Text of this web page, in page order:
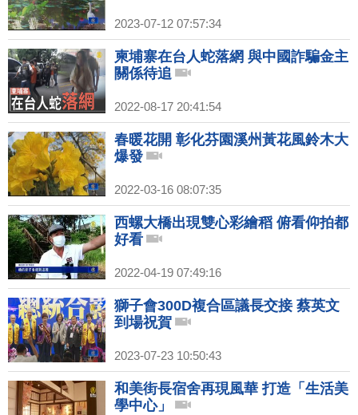
2023-07-12 07:57:34
柬埔寨在台人蛇落網 與中國詐騙金主
關係待追
2022-08-17 20:41:54
春暖花開 彰化芬園溪州黃花風鈴木大
爆發
2022-03-16 08:07:35
西螺大橋出現雙心彩繪稻 俯看仰拍都
好看
2022-04-19 07:49:16
獅子會300D複合區議長交接 蔡英文
到場祝賀
2023-07-23 10:50:43
和美街長宿舍再現風華 打造「生活美
學中心」